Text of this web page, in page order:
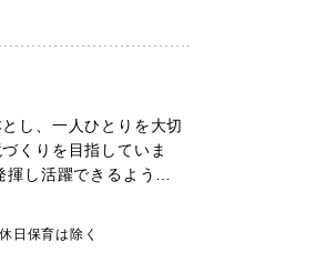
し、一人ひとりを大切
くりを目指していま
揮し活躍できるよう…
日保育は除く